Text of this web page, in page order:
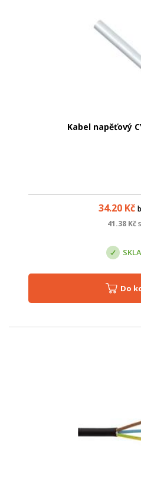
Kabel napěťový
34.20 Kč
41.38Kč
Do